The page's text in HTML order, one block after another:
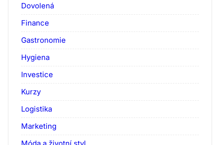
Dovolená
Finance
Gastronomie
Hygiena
Investice
Kurzy
Logistika
Marketing
Móda a životní styl